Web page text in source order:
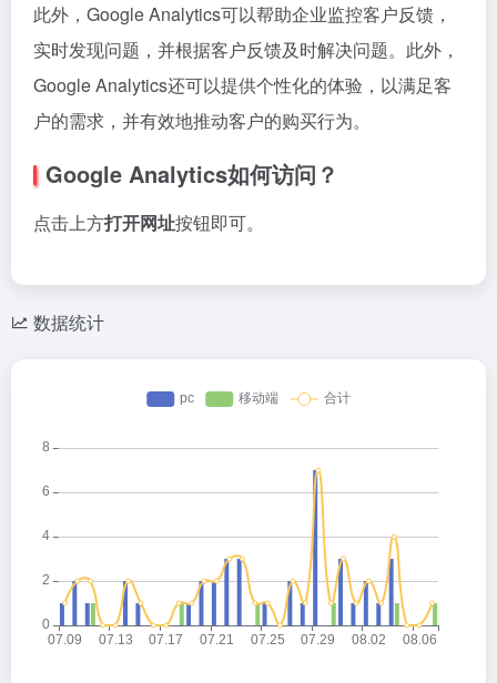
此外，Google Analytics可以帮助企业监控客户反馈，
实时发现问题，并根据客户反馈及时解决问题。此外，
Google Analytics还可以提供个性化的体验，以满足客
户的需求，并有效地推动客户的购买行为。
Google Analytics如何访问？
点击上方打开网址按钮即可。
数据统计